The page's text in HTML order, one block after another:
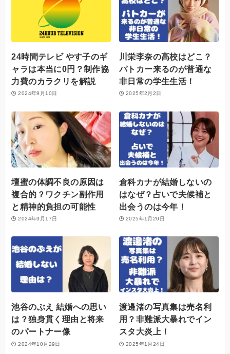
24時間テレビ やす子のギ
ャラは本当に0円？制作協
力費のカラクリを解説
2024年9月10日
川栄李奈の高校はどこ？
パトカー来るのが普通な
非日常の学生生活！
2025年2月2日
壇蜜の体調不良の原因は
複合的？ワクチン副作用
と精神的負担の可能性
2024年9月17日
倉科カナが結婚しないの
はなぜ？占いで夫候補と
出会うのは今年！
2025年1月20日
池谷のぶえ 結婚への思い
は？独身貫く理由と将来
のパートナー像
2024年10月29日
渡邊渚の写真集は売名利
用？非難派大暴れでイン
スタ大炎上！
2025年1月24日